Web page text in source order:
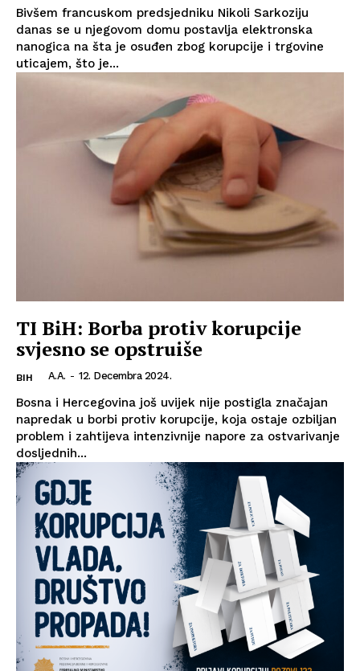
Bivšem francuskom predsjedniku Nikoli Sarkoziju
danas se u njegovom domu postavlja elektronska
nanogica na šta je osuđen zbog korupcije i trgovine
uticajem, što je...
TI BiH: Borba protiv korupcije
svjesno se opstruiše
BIH A.A. - 12. Decembra 2024.
Bosna i Hercegovina još uvijek nije postigla značajan
napredak u borbi protiv korupcije, koja ostaje ozbiljan
problem i zahtijeva intenzivnije napore za ostvarivanje
dosljednih...